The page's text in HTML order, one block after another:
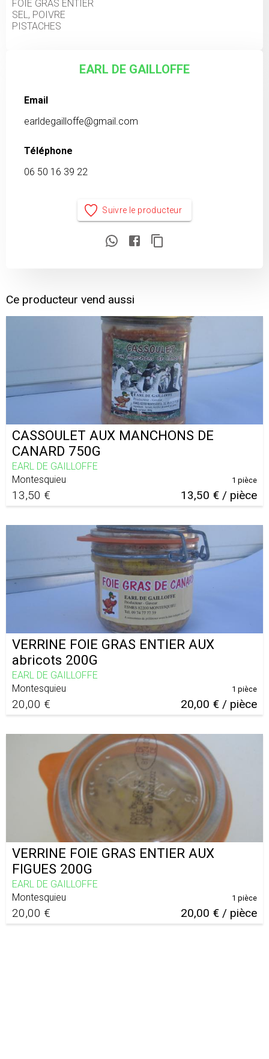
FOIE GRAS ENTIER
SEL, POIVRE
PISTACHES
EARL DE GAILLOFFE
Email
earldegailloffe@gmail.com
Téléphone
06 50 16 39 22
Suivre le producteur
Ce producteur vend aussi
CASSOULET AUX MANCHONS DE
CANARD 750G
EARL DE GAILLOFFE
Montesquieu
13,50 € 13,50 € / pièce
1 pièce
VERRINE FOIE GRAS ENTIER AUX
abricots 200G
EARL DE GAILLOFFE
Montesquieu
20,00 € 20,00 € / pièce
1 pièce
VERRINE FOIE GRAS ENTIER AUX
FIGUES 200G
EARL DE GAILLOFFE
Montesquieu
20,00 € 20,00 € / pièce
1 pièce